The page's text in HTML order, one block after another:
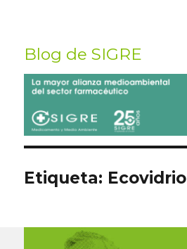
Blog de SIGRE
Etiqueta: Ecovidrio